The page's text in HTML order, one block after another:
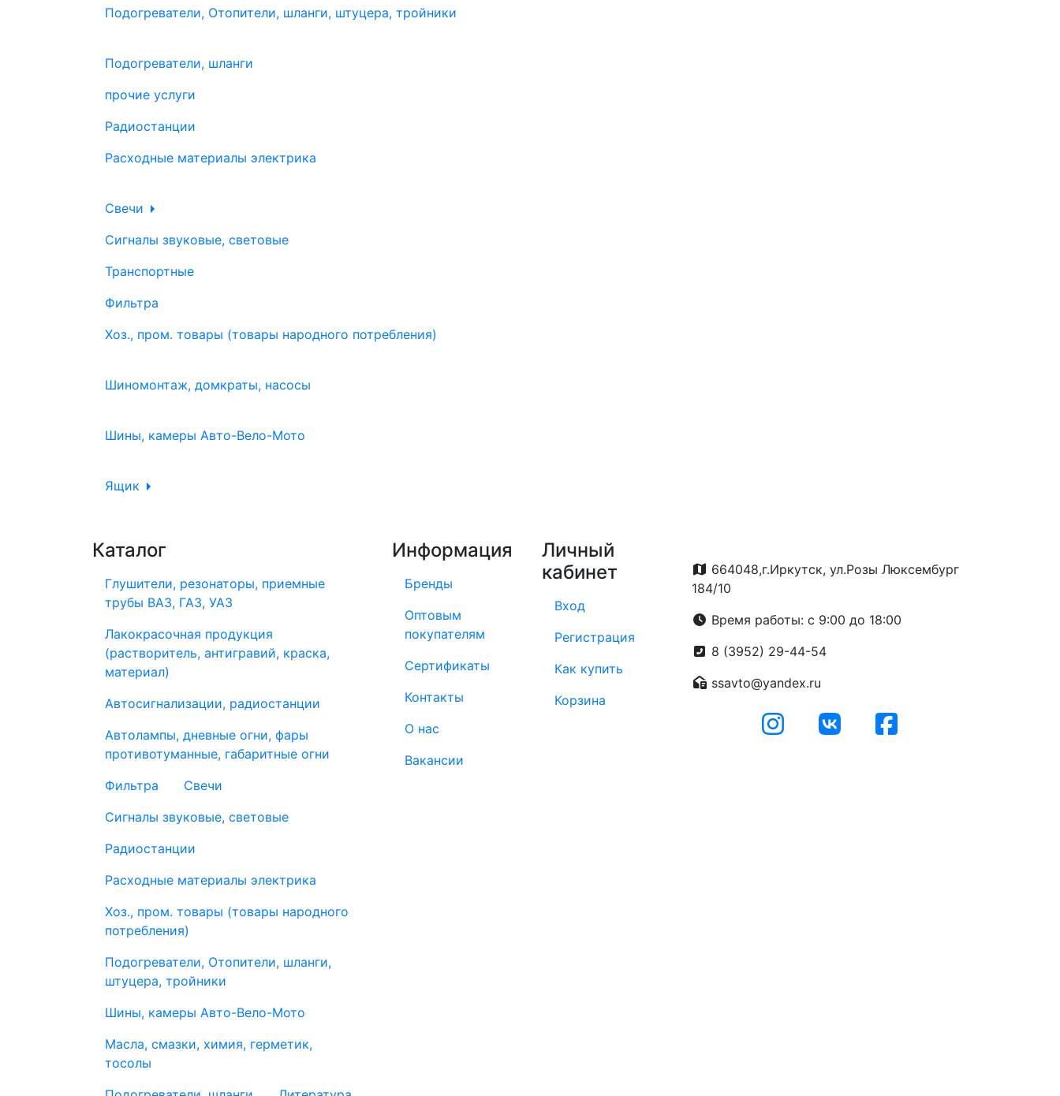
Подогреватели, Отопители, шланги, штуцера, тройники
Подогреватели, шланги
прочие услуги
Радиостанции
Расходные материалы электрика
Свечи
Сигналы звуковые, световые
Транспортные
Фильтра
Хоз., пром. товары (товары народного потребления)
Шиномонтаж, домкраты, насосы
Шины, камеры Авто-Вело-Мото
Ящик
Каталог
Глушители, резонаторы, приемные
трубы ВАЗ, ГАЗ, УАЗ
Лакокрасочная продукция
(растворитель, антигравий, краска,
материал)
Автосигнализации, радиостанции
Автолампы, дневные огни, фары
противотуманные, габаритные огни
Фильтра
Свечи
Сигналы звуковые, световые
Радиостанции
Расходные материалы электрика
Хоз., пром. товары (товары народного
потребления)
Подогреватели, Отопители, шланги,
штуцера, тройники
Шины, камеры Авто-Вело-Мото
Масла, смазки, химия, герметик,
тосолы
Информация
Бренды
Оптовым
покупателям
Сертификаты
Контакты
О нас
Вакансии
Личный
кабинет
Вход
Регистрация
Как купить
Корзина
664048,г.Иркутск, ул.Розы Люксембург
184/10
Время работы: с 9:00 до 18:00
8 (3952) 29-44-54
ssavto@yandex.ru